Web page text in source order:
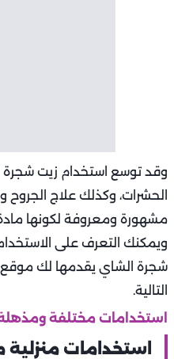
وقد توسع استخدام زيت
الحشرات، وكذلك علاج
مشهورة ومعروفة لكونها مادة
ويمكنك التعرف على
شجرة الشاي يقدمها لك موقع
التالية.
استخدامات مختلفة
استخدامات